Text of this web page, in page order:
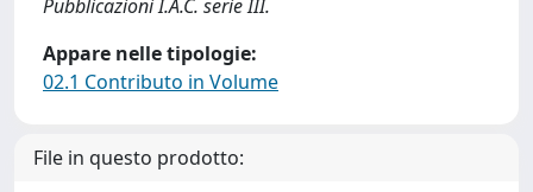
Pubblicazioni I.A.C. serie III.
Appare nelle tipologie:
02.1 Contributo in Volume
File in questo prodotto: